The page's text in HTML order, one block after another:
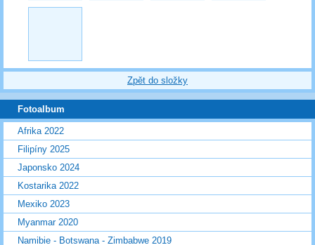
Zpět do složky
Fotoalbum
Afrika 2022
Filipíny 2025
Japonsko 2024
Kostarika 2022
Mexiko 2023
Myanmar 2020
Namibie - Botswana - Zimbabwe 2019